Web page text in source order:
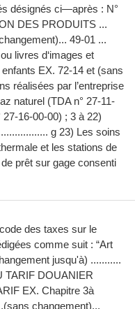
désignés ci—après : N°
DES PRODUITS ...
49-01 ...
livres d‘images et
EX. 72-14 et (sans
réalisées par l’entreprise
naturel (TDA n° 27-11-
27-16-00-00) ; 3 à 22)
g 23) Les soins
et les stations de
prêt sur gage consenti
des taxes sur le
comme suit : “Art
jusqu'à) ...........
TARIF DOUANIER
EX. Chapitre 3à
changement)...